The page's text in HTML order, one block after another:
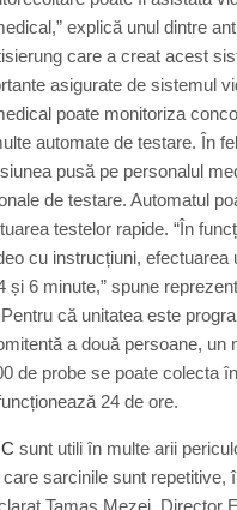
explică unul dintre
care a creat acest
asigurate de sistemul
poate monitoriza
automate de testare. În
pusă pe personalul
de testare. Automatul
testelor rapide. “În
cu instrucțiuni, efectuarea
și 6 minute,” spune
că unitatea este
a două persoane, un
de probe se poate colecta
24 de ore.
sunt utili în multe arii
sarcinile sunt repetitive,
Tamas Mezei, Director